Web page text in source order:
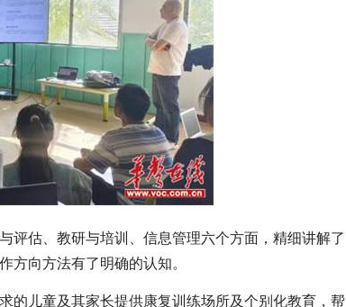
估、教研与培训、信息管理六个方面，精细讲解了
方向方法有了明确的认知。
儿童及其家长提供康复训练场所及个别化教育，帮